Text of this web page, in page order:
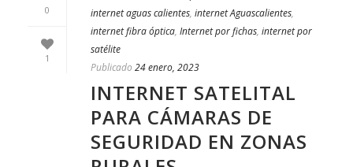
0
1
internet aguas calientes, internet Aguascalientes,
internet fibra óptica, Internet por fichas, internet por
satélite
Publicado 24 enero, 2023
INTERNET SATELITAL
PARA CÁMARAS DE
SEGURIDAD EN ZONAS